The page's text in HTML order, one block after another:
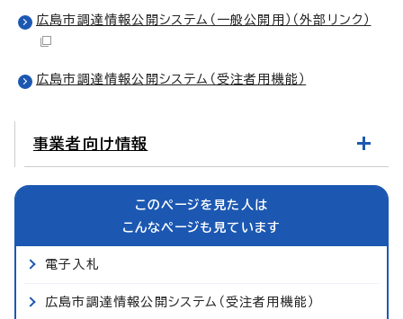
広島市調達情報公開システム（一般公開用） （外部リンク）
広島市調達情報公開システム（受注者用機能）
事業者向け情報
このページを見た人は
こんなページも見ています
電子入札
広島市調達情報公開システム（受注者用機能）